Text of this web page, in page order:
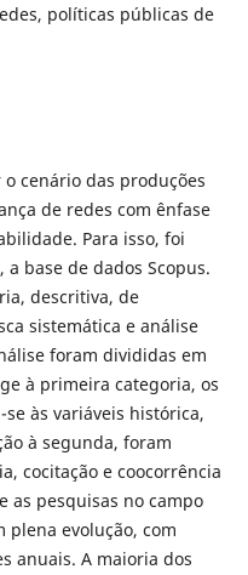
políticas públicas de
cenário das produções
de redes com ênfase
Para isso, foi
base de dados Scopus.
descritiva, de
sistemática e análise
foram divididas em
à primeira categoria, os
às variáveis histórica,
à segunda, foram
cocitação e coocorrência
as pesquisas no campo
plena evolução, com
anuais. A maioria dos